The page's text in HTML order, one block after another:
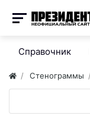
Справочник
Стенограммы